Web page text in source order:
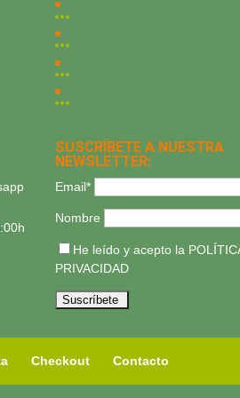
SUSCRÍBETE A NUESTRA
NEWSLETTER:
Email*
Nombre
He leído y acepto la
PRIVACIDAD
Checkout Contacto